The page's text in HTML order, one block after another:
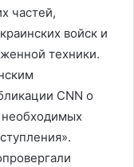
частей,
войск и
техники.
CNN о
необходимых